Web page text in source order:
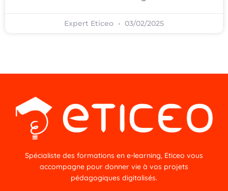
Expert Eticeo 03/02/2025
Spécialiste des formations en e-learning, Eticeo vous
accompagne pour donner vie à vos projets
pédagogiques digitalisés.